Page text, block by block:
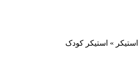
استیکر » استیکر کودک